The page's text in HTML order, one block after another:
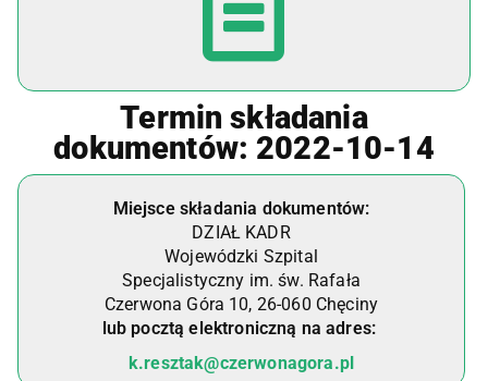
Termin składania
dokumentów: 2022-10-14
Miejsce składania dokumentów:
DZIAŁ KADR
Wojewódzki Szpital
Specjalistyczny im. św. Rafała
Czerwona Góra 10, 26-060 Chęciny
lub pocztą elektroniczną na adres:
k.resztak@czerwonagora.pl